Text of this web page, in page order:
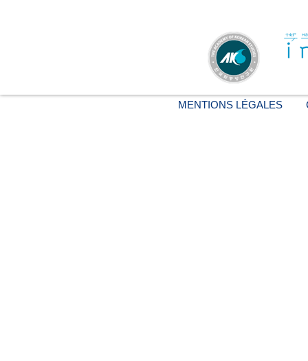
MENTIONS LÉGALES